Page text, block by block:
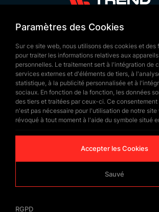
garantissant une longue durée de
drapeaux contribuent à
Somaliland lors des événements
internationaux, tout en mettant
symbolique de son
Drapeaux du
par Trend
Trend Bayrak est spécialisée dans
+90 532 646 60 58
+90 532 577 60 57
bilgi@trendbayrak.com
Uğur Mumcu Mah. Eski
Cad. No : 554-556 İç Kapı
SULTANGAZİ /İSTANBUL
Paramètres des Cookies
Sur ce site web, nous utilisons des cookies et des
pour traiter les informations relatives aux
personnelles. Le traitement sert à l'intégration de
services externes et d'éléments de tiers, à
statistique, à la publicité personnalisée et à
sociaux. En fonction de la fonction, les données
des tiers et traitées par ceux-ci. Ce
n'est pas nécessaire pour l'utilisation de notre
révoqué à tout moment à l'aide du symbole situé
Accepter les Cookies
Sauvé
RGPD